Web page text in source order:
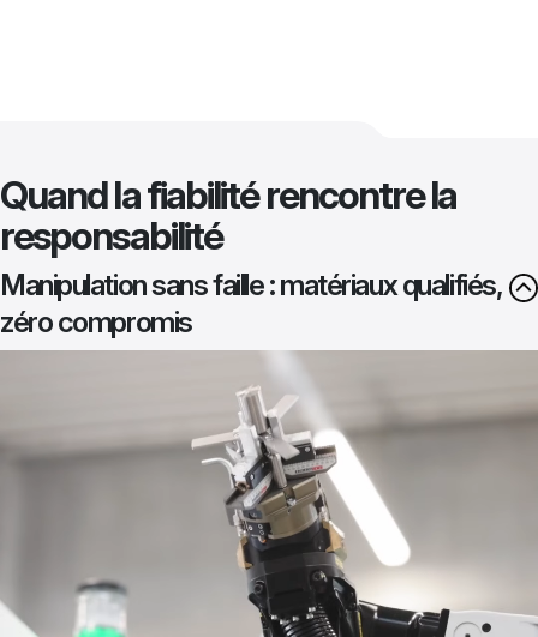
Quand la fiabilité rencontre la
responsabilité
Manipulation sans faille : matériaux qualifiés,
zéro compromis